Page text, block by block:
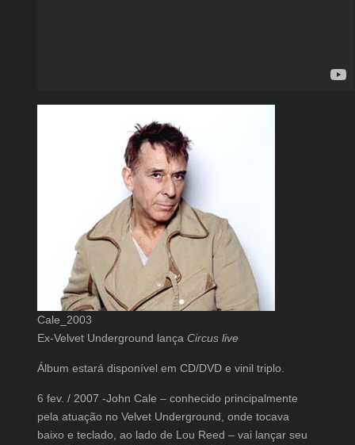
Cale_2003
Ex-Velvet Underground lança Circus live
Álbum estará disponível em CD/DVD e vinil triplo.
6 fev. / 2007 -John Cale – conhecido principalmente
pela atuação no Velvet Underground, onde tocava
baixo e teclado, ao lado de Lou Reed – vai lançar seu